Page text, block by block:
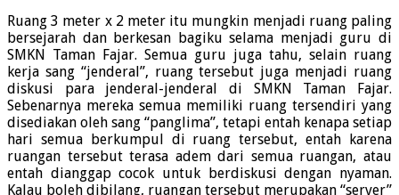
Ruang 3 meter x 2 meter itu mungkin menjadi ruang paling
bersejarah dan berkesan bagiku selama menjadi guru di
SMKN Taman Fajar. Semua guru juga tahu, selain ruang
kerja sang “jenderal”, ruang tersebut juga menjadi ruang
diskusi para jenderal-jenderal di SMKN Taman Fajar.
Sebenarnya mereka semua memiliki ruang tersendiri yang
disediakan oleh sang “panglima”, tetapi entah kenapa setiap
hari semua berkumpul di ruang tersebut, entah karena
ruangan tersebut terasa adem dari semua ruangan, atau
entah dianggap cocok untuk berdiskusi dengan nyaman.
Kalau boleh dibilang, ruangan tersebut merupakan “server”